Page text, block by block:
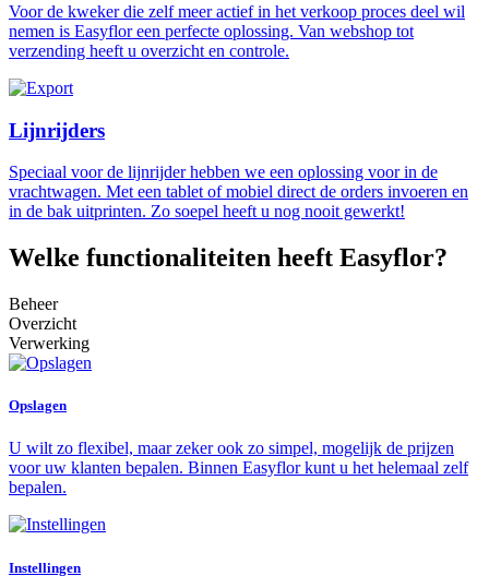
Voor de kweker die zelf meer actief in het verkoop proces deel wil
nemen is Easyflor een perfecte oplossing. Van webshop tot
verzending heeft u overzicht en controle.
Lijnrijders
Speciaal voor de lijnrijder hebben we een oplossing voor in de
vrachtwagen. Met een tablet of mobiel direct de orders invoeren en
in de bak uitprinten. Zo soepel heeft u nog nooit gewerkt!
Welke functionaliteiten heeft Easyflor?
Beheer
Overzicht
Verwerking
Opslagen
U wilt zo flexibel, maar zeker ook zo simpel, mogelijk de prijzen
voor uw klanten bepalen. Binnen Easyflor kunt u het helemaal zelf
bepalen.
Instellingen